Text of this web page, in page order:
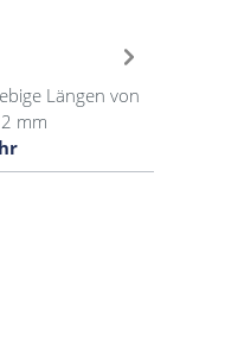
Längen von
mm